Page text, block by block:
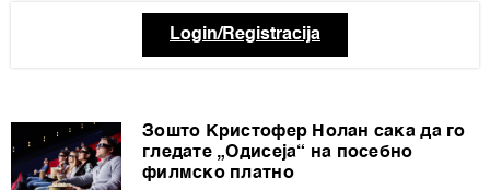
Login/Registracija
Зошто Кристофер Нолан сака да го
гледате „Одисеја“ на посебно
филмско платно